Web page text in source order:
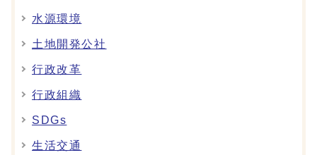
水源環境
土地開発公社
行政改革
行政組織
SDGs
生活交通